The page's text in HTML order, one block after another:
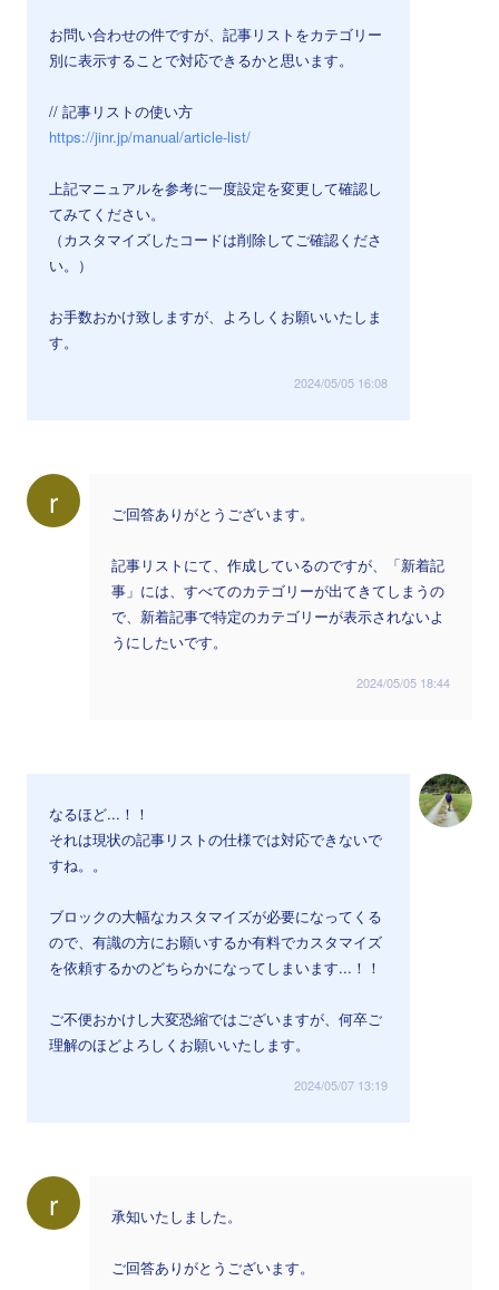
お問い合わせの件ですが、記事リストをカテゴリー
別に表示することで対応できるかと思います。
// 記事リストの使い方
https://jinr.jp/manual/article-list/
上記マニュアルを参考に一度設定を変更して確認し
てみてください。
（カスタマイズしたコードは削除してご確認くださ
い。）
お手数おかけ致しますが、よろしくお願いいたしま
す。
2024/05/05 16:08
r ご回答ありがとうございます。
記事リストにて、作成しているのですが、「新着記
事」には、すべてのカテゴリーが出てきてしまうの
で、新着記事で特定のカテゴリーが表示されないよ
うにしたいです。
2024/05/05 18:44
なるほど...！！
それは現状の記事リストの仕様では対応できないで
すね。。
ブロックの大幅なカスタマイズが必要になってくる
ので、有識の方にお願いするか有料でカスタマイズ
を依頼するかのどちらかになってしまいます...！！
ご不便おかけし大変恐縮ではございますが、何卒ご
理解のほどよろしくお願いいたします。
2024/05/07 13:19
r 承知いたしました。
ご回答ありがとうございます。